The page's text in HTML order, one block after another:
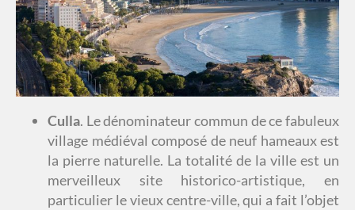
Culla. Le dénominateur commun de ce fabuleux
village médiéval composé de neuf hameaux est
la pierre naturelle. La totalité de la ville est un
merveilleux site historico-artistique, en
particulier le vieux centre-ville, qui a fait l’objet